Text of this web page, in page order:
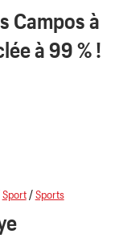
Campos à
à 99 % !
Sport/Sports